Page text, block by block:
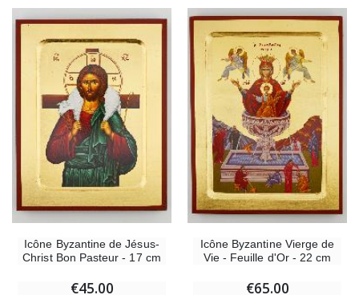
Icône Byzantine de Jésus-
Christ Bon Pasteur - 17 cm
€45.00
Icône Byzantine Vierge de
Vie - Feuille d'Or - 22 cm
€65.00